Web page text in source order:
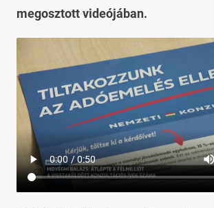
megosztott videójában.